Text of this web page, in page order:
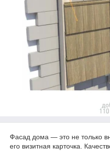
Фасад дома — это не только
его визитная карточка.